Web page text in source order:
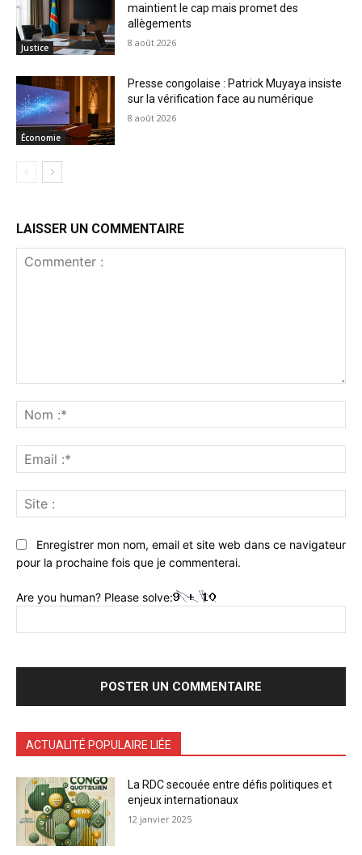
Justice
maintient le cap mais promet des
allègements
8 août 2026
Économie
Presse congolaise : Patrick Muyaya insiste
sur la vérification face au numérique
8 août 2026
LAISSER UN COMMENTAIRE
:*
:*
:
Enregistrer mon nom, email et site web dans ce navigateur
pour la prochaine fois que je commenterai.
Are you human? Please solve:
ACTUALITÉ POPULAIRE LIÉE
La RDC secouée entre défis politiques et
enjeux internationaux
12 janvier 2025